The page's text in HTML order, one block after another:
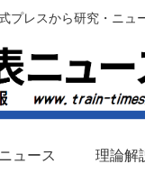
レスから研究・ニ
ュース 理論解